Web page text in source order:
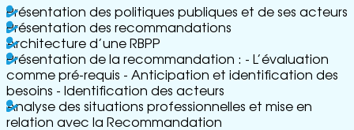
e
m
e
n
t
C
o
Présentation des politiques publiques et de ses acteurs
Présentation des recommandations
Architecture d’une RBPP
Présentation de la recommandation : - L’évaluation
comme pré-requis - Anticipation et identification des
besoins - Identification des acteurs
Analyse des situations professionnelles et mise en
relation avec la Recommandation